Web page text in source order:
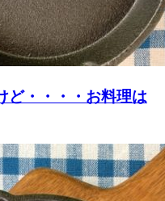
ど・・・・お料理は